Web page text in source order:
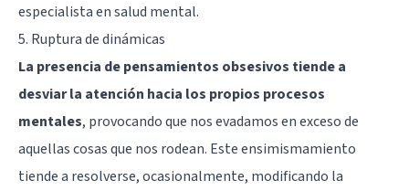
especialista en salud mental.
5. Ruptura de dinámicas
La presencia de pensamientos obsesivos tiende a
desviar la atención hacia los propios procesos
mentales, provocando que nos evadamos en exceso de
aquellas cosas que nos rodean. Este ensimismamiento
tiende a resolverse, ocasionalmente, modificando la